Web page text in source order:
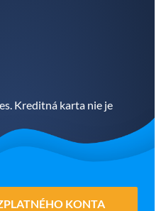
Kreditná karta nie je
KONTA